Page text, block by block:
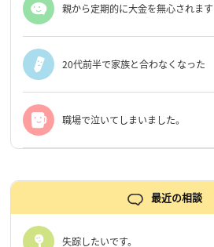
親から定期的に大金を無心されます
20代前半で家族と合わなくなった
職場で泣いてしまいました。
最近の相談
失踪したいです。